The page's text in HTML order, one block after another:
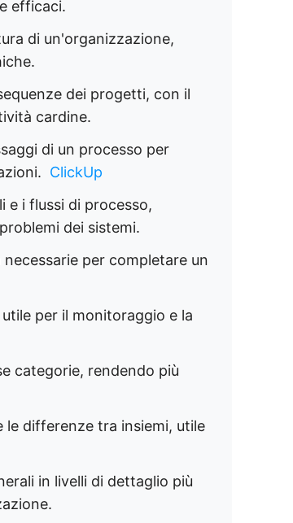
efficaci.
di un'organizzazione,
dei progetti, con il
cardine.
di un processo per
ClickUp
e i flussi di processo,
dei sistemi.
per completare un
per il monitoraggio e la
categorie, rendendo più
le differenze tra insiemi, utile
in livelli di dettaglio più